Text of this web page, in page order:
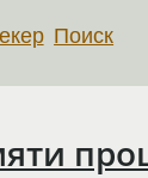
Поиск